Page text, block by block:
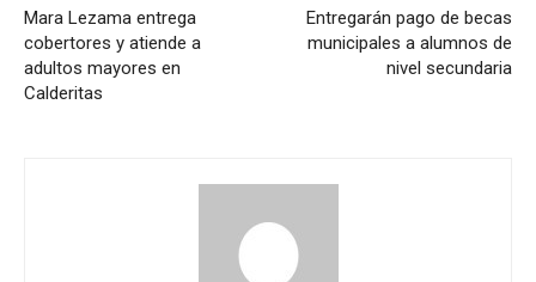
Mara Lezama entrega
cobertores y atiende a
adultos mayores en
Calderitas
Entregarán pago de becas
municipales a alumnos de
nivel secundaria